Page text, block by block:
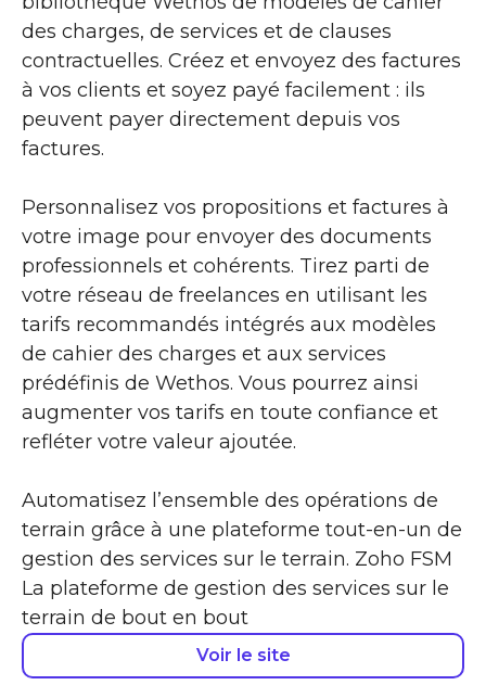
des charges, de services et de clauses
contractuelles. Créez et envoyez des factures
à vos clients et soyez payé facilement : ils
peuvent payer directement depuis vos
factures.
Personnalisez vos propositions et factures à
votre image pour envoyer des documents
professionnels et cohérents. Tirez parti de
votre réseau de freelances en utilisant les
tarifs recommandés intégrés aux modèles
de cahier des charges et aux services
prédéfinis de Wethos. Vous pourrez ainsi
augmenter vos tarifs en toute confiance et
refléter votre valeur ajoutée.
Automatisez l’ensemble des opérations de
terrain grâce à une plateforme tout-en-un de
gestion des services sur le terrain. Zoho FSM
La plateforme de gestion des services sur le
terrain de bout en bout
Voir le site